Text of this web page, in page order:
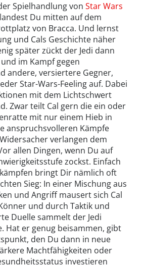
Spielhandlung von Star Wars
landest Du mitten auf dem
von Bracca. Und lernst
und Cals Geschichte näher
später zückt der Jedi dann
im Kampf gegen
andere, versiertere Gegner,
Star-Wars-Feeling auf. Dabei
mit dem Lichtschwert
Zwar teilt Cal gern die ein oder
mit nur einem Hieb in
anspruchsvolleren Kämpfe
verlangen dem
allen Dingen, wenn Du auf
zockst. Einfach
bringt Dir nämlich oft
Sieg: In einer Mischung aus
und Angriff mausert sich Cal
und durch Taktik und
Duelle sammelt der Jedi
Hat er genug beisammen, gibt
den Du dann in neue
Machtfähigkeiten oder
investieren